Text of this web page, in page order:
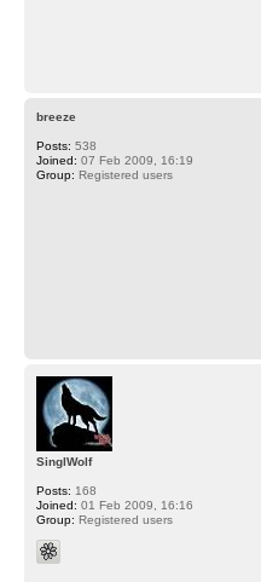
breeze
Posts: 538
Joined: 07 Feb 2009, 16:19
Group: Registered users
SinglWolf
Posts: 168
Joined: 01 Feb 2009, 16:16
Group: Registered users